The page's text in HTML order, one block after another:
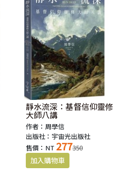
靜水流深：基督信仰靈修
大師八講
作者：周學信
出版社：宇宙光出版社
售價：NT 277350